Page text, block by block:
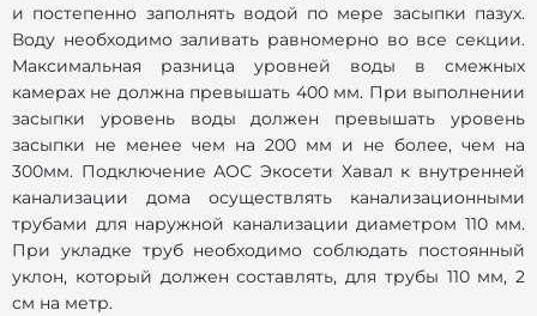
и постепенно заполнять водой по мере засыпки пазух.
Воду необходимо заливать равномерно во все секции.
Максимальная разница уровней воды в смежных
камерах не должна превышать 400 мм. При выполнении
засыпки уровень воды должен превышать уровень
засыпки не менее чем на 200 мм и не более, чем на
300мм. Подключение АОС Экосети Хавал к внутренней
канализации дома осуществлять канализационными
трубами для наружной канализации диаметром 110 мм.
При укладке труб необходимо соблюдать постоянный
уклон, который должен составлять, для трубы 110 мм, 2
см на метр.